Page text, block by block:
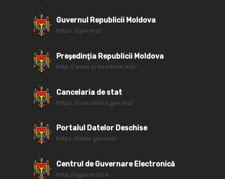
Guvernul Republicii Moldova
https://gov.md/
Președinția Republicii Moldova
http://www.presedinte.md/
Cancelaria de stat
https://cancelaria.gov.md/
Portalul Datelor Deschise
https://date.gov.md/
Centrul de Guvernare Electronică
http://egov.md/ro